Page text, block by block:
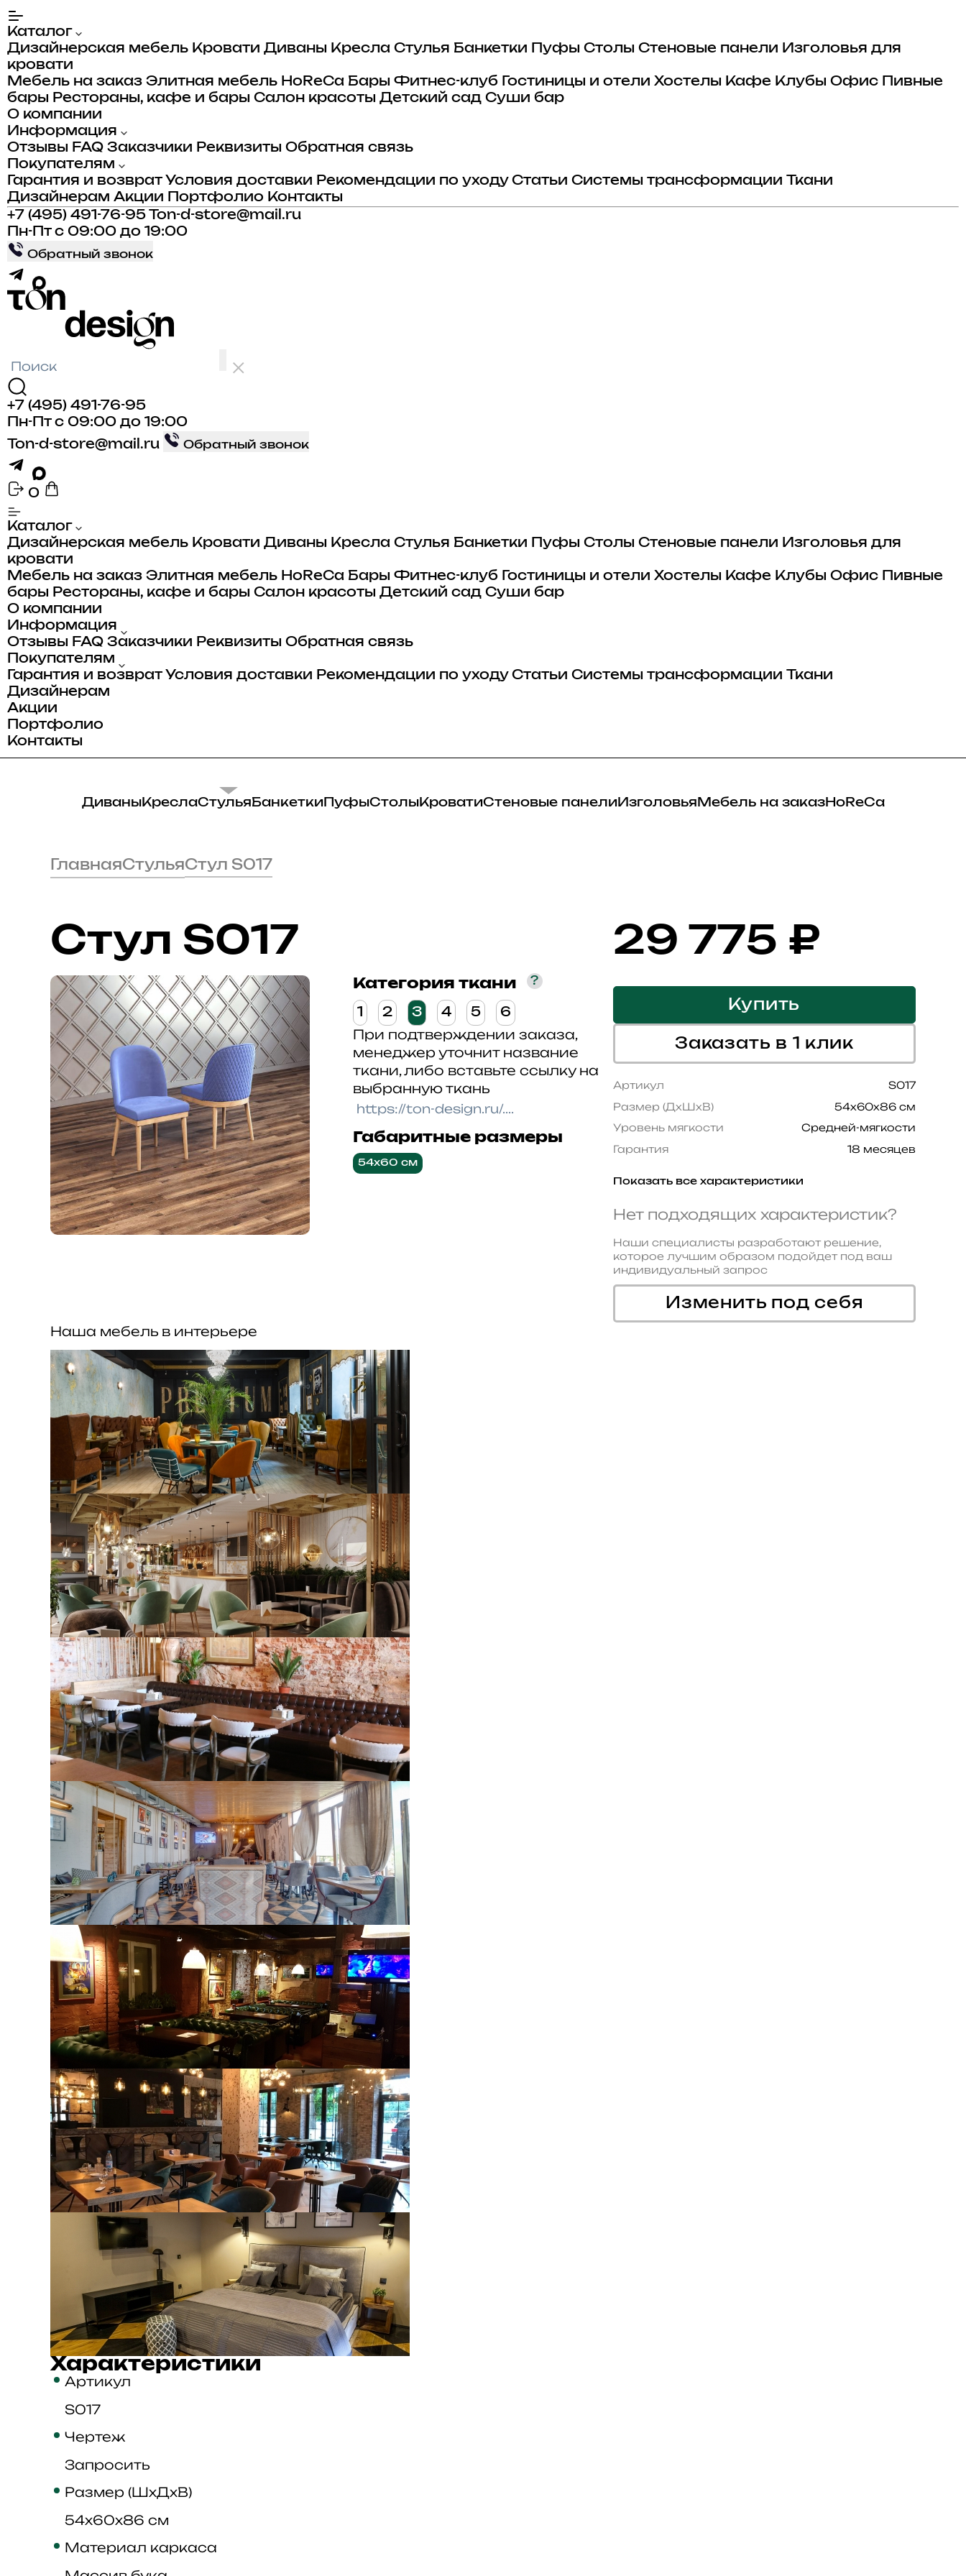
Каталог
Дизайнерская мебель Кровати Диваны Кресла Стулья Банкетки Пуфы Столы Стеновые панели Изголовья для
кровати
Мебель на заказ Элитная мебель HoReCa Бары Фитнес-клуб Гостиницы и отели Хостелы Кафе Клубы Офис
Пивные
бары Рестораны, кафе и бары Салон красоты Детский сад Суши бар
О компании
Информация
Отзывы FAQ Заказчики Реквизиты Обратная связь
Покупателям
Гарантия и возврат Условия доставки Рекомендации по уходу Статьи Системы трансформации
Ткани
Дизайнерам Акции Портфолио Контакты
+7 (495) 491-76-95
Ton-d-store@mail.ru
Пн-Пт с 09:00 до 19:00
Обратный звонок
+7 (495) 491-76-95
Пн-Пт с 09:00 до 19:00
Ton-d-store@mail.ru
Обратный звонок
0
Каталог
Дизайнерская мебель Кровати Диваны Кресла Стулья Банкетки Пуфы Столы Стеновые панели Изголовья для
кровати
Мебель на заказ Элитная мебель HoReCa Бары Фитнес-клуб Гостиницы и отели Хостелы Кафе Клубы Офис
Пивные
бары Рестораны, кафе и бары Салон красоты Детский сад Суши бар
О компании
Информация
Отзывы FAQ Заказчики Реквизиты Обратная связь
Покупателям
Гарантия и возврат Условия доставки Рекомендации по уходу Статьи Системы трансформации
Ткани
Дизайнерам
Акции
Портфолио
Контакты
ДиваныКреслаСтульяБанкеткиПуфыСтолыКроватиСтеновые панелиИзголовья Мебель на заказHoReCa
ГлавнаяСтульяСтул S017
Стул S017
Категория ткани ?
1 2 3 4 5 6
При подтверждении заказа,
менеджер уточнит название
ткани, либо вставьте ссылку на
выбранную ткань
Габаритные размеры
54x60 см
29 775 ₽
Купить
Заказать в 1 клик
Артикул
S017
Размер (ДхШхВ)
54x60x86 см
Уровень мягкости
Средней-мягкости
Гарантия
18 месяцев
Показать все характеристики
Нет подходящих характеристик?
Наши специалисты разработают решение,
которое лучшим образом подойдет под ваш
индивидуальный запрос
Изменить под себя
Наша мебель в интерьере
Характеристики
Артикул
S017
Чертеж
Запросить
Размер (ШхДхВ)
54x60x86 см
Материал каркаса